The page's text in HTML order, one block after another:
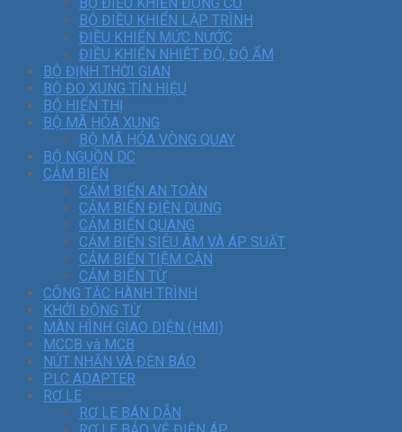
BỘ ĐIỀU KHIỂN LẬP TRÌNH
ĐIỀU KHIỂN MỨC NƯỚC
ĐIỀU KHIỂN NHIỆT ĐỘ, ĐỘ ẨM
BỘ ĐỊNH THỜI GIAN
BỘ ĐO XUNG TÍN HIỆU
BỘ HIỂN THỊ
BỘ MÃ HÓA XUNG
BỘ MÃ HÓA VÒNG QUAY
BỘ NGUỒN DC
CẢM BIẾN
CẢM BIẾN AN TOÀN
CẢM BIẾN ĐIỆN DUNG
CẢM BIẾN QUANG
CẢM BIẾN SIÊU ÂM VÀ ÁP SUẤT
CẢM BIẾN TIỆM CẬN
CẢM BIẾN TỪ
CÔNG TẮC HÀNH TRÌNH
KHỞI ĐỘNG TỪ
MÀN HÌNH GIAO DIỆN (HMI)
MCCB và MCB
NÚT NHẤN VÀ ĐÈN BÁO
PLC ADAPTER
RƠ LE
RƠ LE BÁN DẪN